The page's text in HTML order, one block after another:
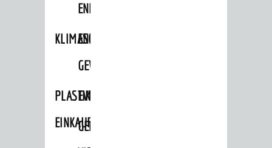
ENERGIEMANAGEMENT
KLIMASCHUTZKOMMISSION
ENERGIEKARAWANE
GEWERBE
PLASTIKTÜTENFREIE
EINKAUFSSTADT
EVENTS
GEMEINSAME